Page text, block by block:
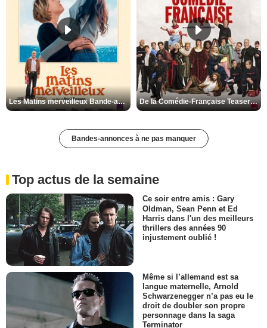
Les Matins merveilleux Bande-annonce VF De la Comédie-Française Teaser VF
Bandes-annonces à ne pas manquer
Top actus de la semaine
Ce soir entre amis : Gary
Oldman, Sean Penn et Ed
Harris dans l'un des meilleurs
thrillers des années 90
injustement oublié !
Même si l’allemand est sa
langue maternelle, Arnold
Schwarzenegger n’a pas eu le
droit de doubler son propre
personnage dans la saga
Terminator